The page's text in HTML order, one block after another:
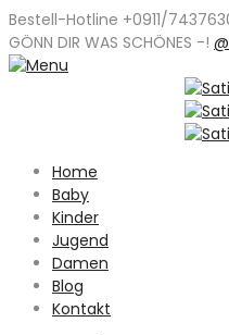
Bestell-Hotline +0911/
GÖNN DIR WAS SCHÖNES -!
Home
Baby
Kinder
Jugend
Damen
Blog
Kontakt